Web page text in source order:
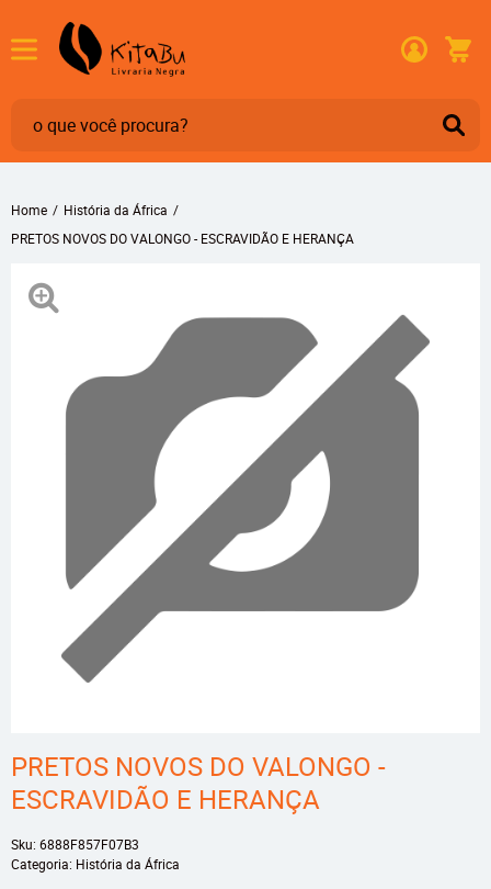
Home
História da África
PRETOS NOVOS DO VALONGO - ESCRAVIDÃO E HERANÇA
PRETOS NOVOS DO VALONGO -
ESCRAVIDÃO E HERANÇA
Sku: 6888F857F07B3
Categoria: História da África